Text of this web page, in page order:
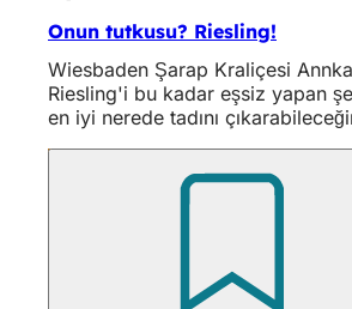
Onun tutkusu? Riesling!
Wiesbaden Şarap Kraliçesi
Riesling'i bu kadar eşsiz yapan
en iyi nerede tadını